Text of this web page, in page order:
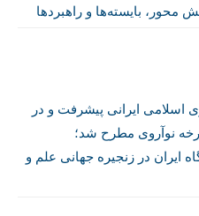
بایسته‌ها و راهبردها
اسلامی ایرانی پیشرفت و در
نوآروی مطرح شد؛
ایران در زنجیره جهانی علم و